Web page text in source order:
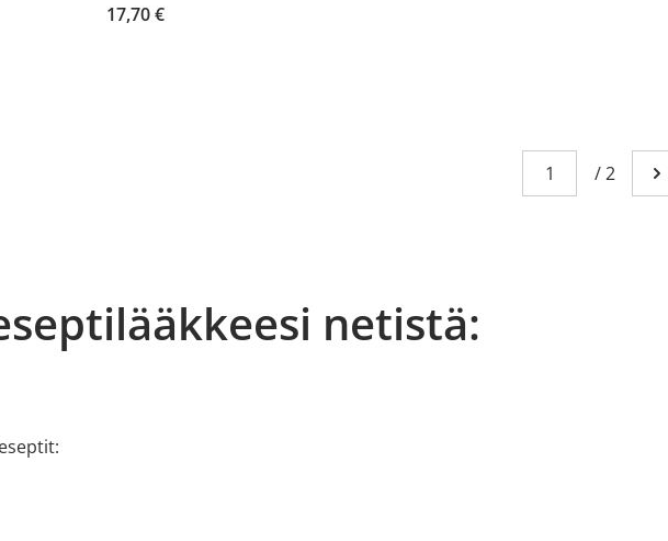
17,70 €
Sivu
You're/2
netistä: